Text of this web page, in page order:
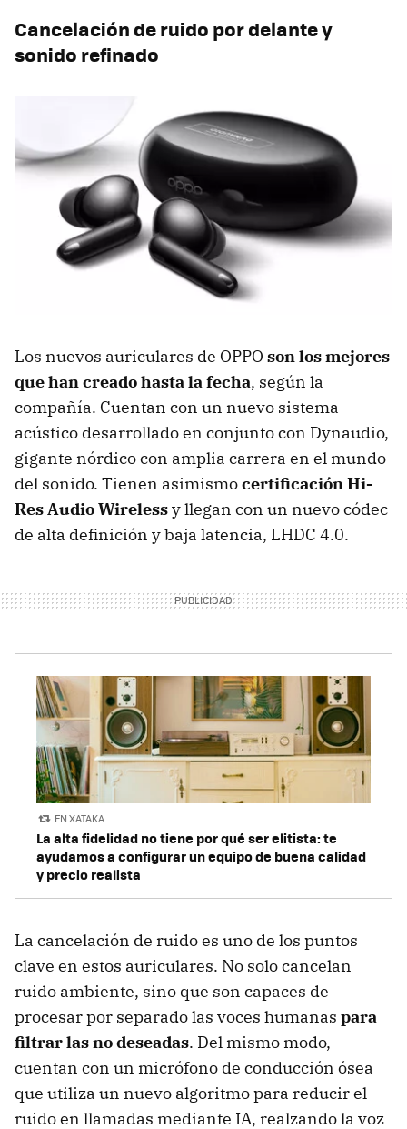
Cancelación de ruido por delante y
sonido refinado
Los nuevos auriculares de OPPO son los mejores
que han creado hasta la fecha, según la
compañía. Cuentan con un nuevo sistema
acústico desarrollado en conjunto con Dynaudio,
gigante nórdico con amplia carrera en el mundo
del sonido. Tienen asimismocertificación Hi-
Res Audio Wirelessy llegan con un nuevo códec
de alta definición y baja latencia, LHDC 4.0.
EN XATAKA
La alta fidelidad no tiene por qué ser elitista: te
ayudamos a configurar un equipo de buena calidad
y precio realista
La cancelación de ruido es uno de los puntos
clave en estos auriculares. No solo cancelan
ruido ambiente, sino que son capaces de
procesar por separado las voces humanas para
filtrar las no deseadas. Del mismo modo,
cuentan con un micrófono de conducción ósea
que utiliza un nuevo algoritmo para reducir el
ruido en llamadas mediante IA, realzando la voz